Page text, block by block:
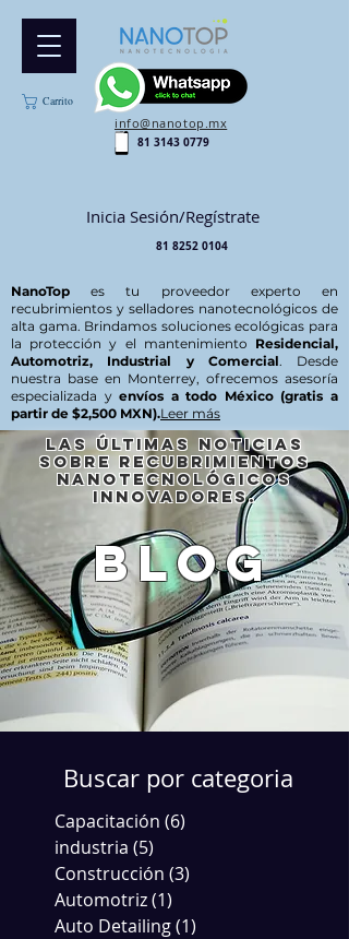
Carrito
info@nanotop.mx
81 3143 0779
Inicia Sesión/Regístrate
81 8252 0104
NanoTop es tu proveedor experto en
recubrimientos y selladores nanotecnológicos de
alta gama. Brindamos soluciones ecológicas para
la protección y el mantenimiento Residencial,
Automotriz, Industrial y Comercial. Desde
nuestra base en Monterrey, ofrecemos asesoría
especializada yenvíos a todo México (gratis a
partir de $2,500 MXN).Leer más
Las últimas noticias
sobre recubrimientos
nanotecnológicos
innovadores.
blog
Buscar por categoria
Capacitación (6)
industria (5)
Construcción (3)
Automotriz(1)
Auto Detailing(1)